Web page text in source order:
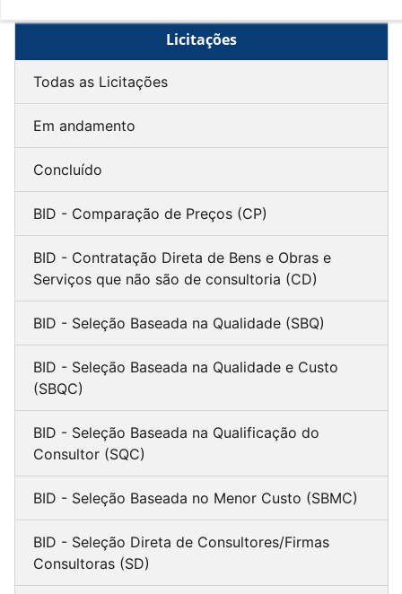
Licitações
Todas as Licitações
Em andamento
Concluído
BID - Comparação de Preços (CP)
BID - Contratação Direta de Bens e Obras e
Serviços que não são de consultoria (CD)
BID - Seleção Baseada na Qualidade (SBQ)
BID - Seleção Baseada na Qualidade e Custo
(SBQC)
BID - Seleção Baseada na Qualificação do
Consultor (SQC)
BID - Seleção Baseada no Menor Custo (SBMC)
BID - Seleção Direta de Consultores/Firmas
Consultoras (SD)